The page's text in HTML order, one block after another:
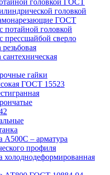
головкой ГОСТ
головкой
ГОСТ
потайной головкой
прессшайбой сверло
гайки
ГОСТ 15523
А500С – арматура
профиля
холоднодеформированная